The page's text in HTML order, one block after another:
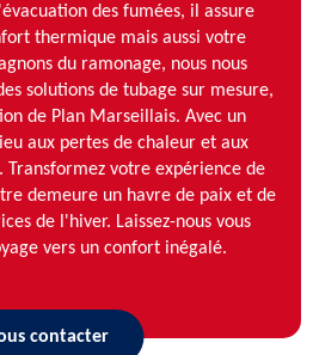
des fumées, il assure
thermique mais aussi votre
du ramonage, nous nous
solutions de tubage sur mesure,
de Plan Marseillais. Avec un
aux pertes de chaleur et aux
Transformez votre expérience de
demeure un havre de paix et de
de l'hiver. Laissez-nous vous
vers un confort inégalé.
contacter